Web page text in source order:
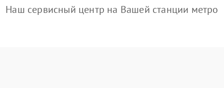
Наш сервисный центр на Вашей станции метро